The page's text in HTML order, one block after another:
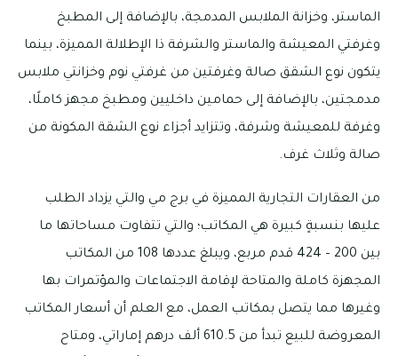
الماستر، وخزانة الملابس المدمجة، بالإضافة إلى المطبخ
وغرفتي المعيشة والماستر والشرفة ذا الإطلالة المميزة، بينما
يتكون نوع الشقق صالة وغرفتين من غرفتي نوم وخزانتي ملابس
مدمجتين، بالإضافة إلى حمامين داخليين ومطبخ مجهز كاملًا،
وغرفة للمعيشة وشرفة، وتتزايد أجزاء نوع الشقة المكونة من
صالة وثلاث غرف.
من العقارات التجارية المميزة في برج مي والتي يزداد الطلب
عليها بنسبةٍ كبيرة هي المكاتب؛ والتي تتفاوت مساحاتها ما
بين 200 – 424 قدم مربع، ويبلغ عددها 108 من المكاتب
المجهزة كاملة والمتاحة لإقامة الاجتماعات والمؤتمرات بها
وغيرها مما يتصل بمكاتب العمل، مع العلم أن أسعار المكاتب
المعروضة للبيع تبدأ من 610.5 ألف درهم إماراتي، ومتاح